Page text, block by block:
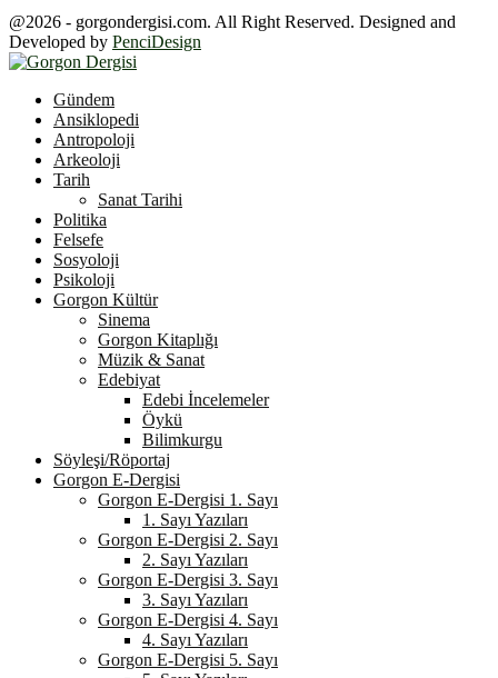
@2026 - gorgondergisi.com. All Right Reserved. Designed and
Developed by PenciDesign
Gündem
Ansiklopedi
Antropoloji
Arkeoloji
Tarih
Sanat Tarihi
Politika
Felsefe
Sosyoloji
Psikoloji
Gorgon Kültür
Sinema
Gorgon Kitaplığı
Müzik & Sanat
Edebiyat
Edebi İncelemeler
Öykü
Bilimkurgu
Söyleşi/Röportaj
Gorgon E-Dergisi
Gorgon E-Dergisi 1. Sayı
1. Sayı Yazıları
Gorgon E-Dergisi 2. Sayı
2. Sayı Yazıları
Gorgon E-Dergisi 3. Sayı
3. Sayı Yazıları
Gorgon E-Dergisi 4. Sayı
4. Sayı Yazıları
Gorgon E-Dergisi 5. Sayı